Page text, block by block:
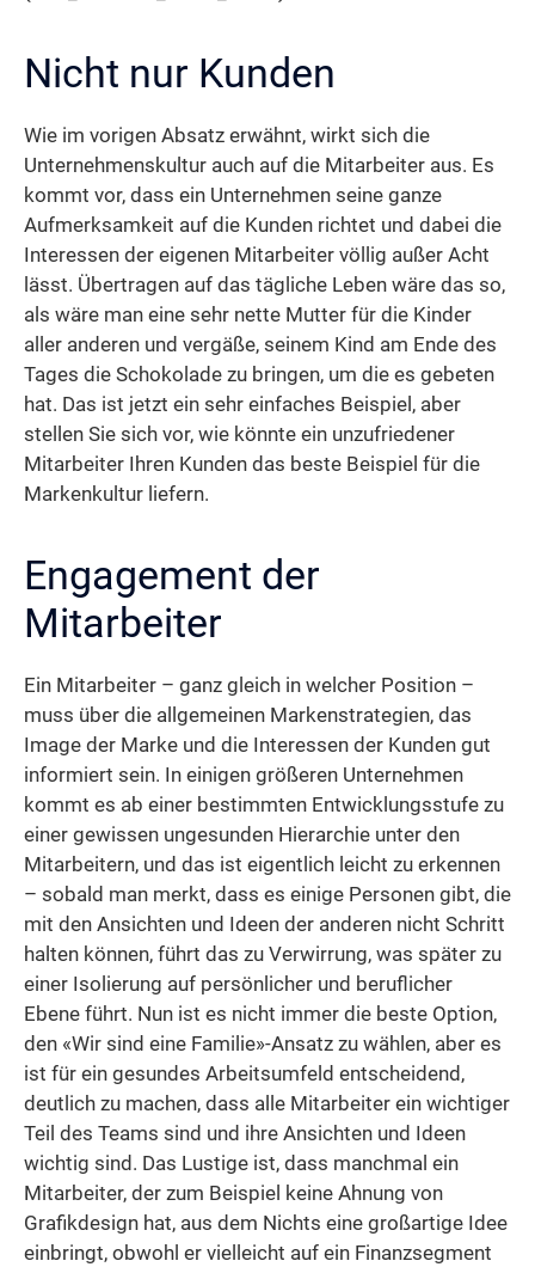
Nicht nur Kunden
Wie im vorigen Absatz erwähnt, wirkt sich die
Unternehmenskultur auch auf die Mitarbeiter aus. Es
kommt vor, dass ein Unternehmen seine ganze
Aufmerksamkeit auf die Kunden richtet und dabei die
Interessen der eigenen Mitarbeiter völlig außer Acht
lässt. Übertragen auf das tägliche Leben wäre das so,
als wäre man eine sehr nette Mutter für die Kinder
aller anderen und vergäße, seinem Kind am Ende des
Tages die Schokolade zu bringen, um die es gebeten
hat. Das ist jetzt ein sehr einfaches Beispiel, aber
stellen Sie sich vor, wie könnte ein unzufriedener
Mitarbeiter Ihren Kunden das beste Beispiel für die
Markenkultur liefern.
Engagement der
Mitarbeiter
Ein Mitarbeiter – ganz gleich in welcher Position –
muss über die allgemeinen Markenstrategien, das
Image der Marke und die Interessen der Kunden gut
informiert sein. In einigen größeren Unternehmen
kommt es ab einer bestimmten Entwicklungsstufe zu
einer gewissen ungesunden Hierarchie unter den
Mitarbeitern, und das ist eigentlich leicht zu erkennen
– sobald man merkt, dass es einige Personen gibt, die
mit den Ansichten und Ideen der anderen nicht Schritt
halten können, führt das zu Verwirrung, was später zu
einer Isolierung auf persönlicher und beruflicher
Ebene führt. Nun ist es nicht immer die beste Option,
den «Wir sind eine Familie»-Ansatz zu wählen, aber es
ist für ein gesundes Arbeitsumfeld entscheidend,
deutlich zu machen, dass alle Mitarbeiter ein wichtiger
Teil des Teams sind und ihre Ansichten und Ideen
wichtig sind. Das Lustige ist, dass manchmal ein
Mitarbeiter, der zum Beispiel keine Ahnung von
Grafikdesign hat, aus dem Nichts eine großartige Idee
einbringt, obwohl er vielleicht auf ein Finanzsegment